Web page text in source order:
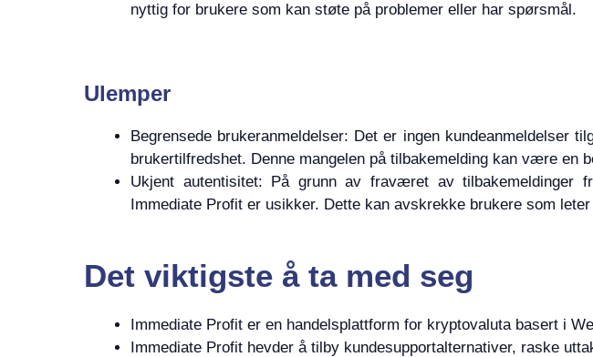
nyttig for brukere som kan støte på problemer eller har spørsmål.
Ulemper
Begrensede brukeranmeldelser: Det er ingen kundeanmeldelser
brukertilfredshet. Denne mangelen på tilbakemelding kan være en
Ukjent autentisitet: På grunn av fraværet av tilbakemeldinger
Immediate Profit er usikker. Dette kan avskrekke brukere som
Det viktigste å ta med seg
Immediate Profit er en handelsplattform for kryptovaluta basert i
Immediate Profit hevder å tilby kundesupportalternativer, raske